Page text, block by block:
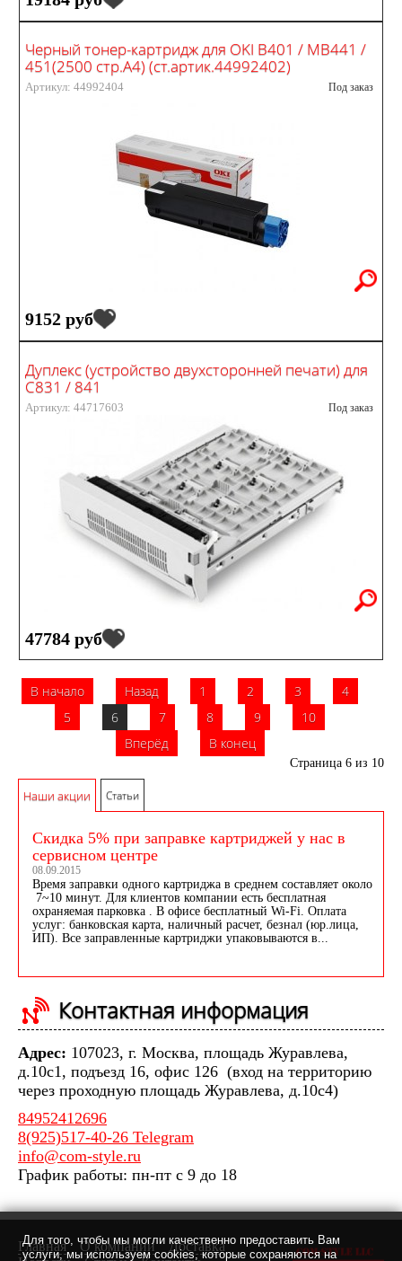
Черный тонер-картридж для OKI B401 / MB441 /
451(2500 стр.А4) (ст.артик.44992402)
Артикул: 44992404 Под заказ
9152 руб
Дуплекс (устройство двухсторонней печати) для
C831 / 841
Артикул: 44717603 Под заказ
47784 руб
В начало Назад 1 2 3
4
5
6 7 8 9
10
Вперёд
В конец
Страница 6 из 10
Для того, чтобы мы могли качественно предоставить Вам
услуги, мы используем cookies, которые сохраняются на
Наши акции
Скидка 5% при заправке картриджей у нас в
сервисном центре
08.09.2015
Время заправки одного картриджа в среднем составляет около
7~10 минут. Для клиентов компании есть бесплатная
охраняемая парковка . В офисе бесплатный Wi-Fi. Оплата
услуг: банковская карта, наличный расчет, безнал (юр.лица,
ИП). Все заправленные картриджи упаковываются в...
Статьи
Контактная информация
Адрес: 107023, г. Москва, площадь Журавлева,
д.10с1, подъезд 16, офис 126 (вход на территорию
через проходную площадь Журавлева, д.10с4)
84952412696
8(925)517-40-26 Telegram
info@com-style.ru
График работы: пн-пт с 9 до 18
Главная О компании
Доставка